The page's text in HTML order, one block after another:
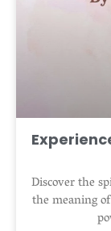
Discover the
the meaning